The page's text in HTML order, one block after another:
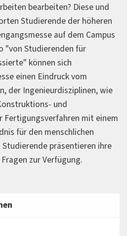
bearbeiten? Diese und
Studierende der höheren
auf dem Campus
"von Studierenden für
können sich
einen Eindruck vom
der Ingenieurdisziplinen, wie
und
mit einem
für den menschlichen
präsentieren ihre
zur Verfügung.